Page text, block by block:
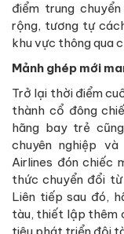
điểm trung
rộng, tương tự
khu vực thông qua
Mảnh ghép mới
Trở lại thời điểm
thành cổ đông
hãng bay trẻ
chuyên nghiệp
Airlines đón chiếc
thức chuyển đổi
Liên tiếp sau đó,
tàu, thiết lập thêm